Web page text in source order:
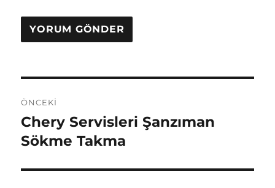
gezinmesi
ÖNCEKI
Önceki
yazı:
Chery Servisleri Şanzıman
Sökme Takma